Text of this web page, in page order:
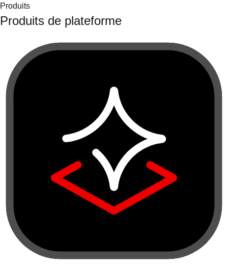
Produits
Produits de plateforme